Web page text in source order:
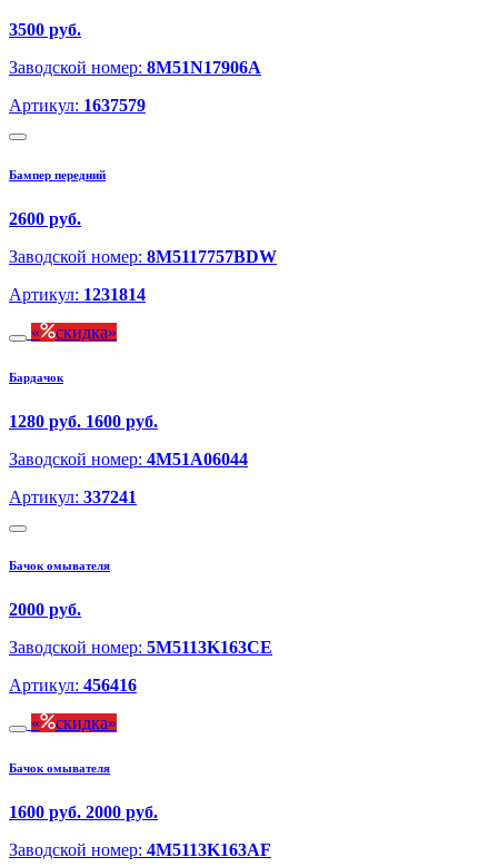
3500 руб.
Заводской номер: 8M51N17906A
Артикул: 1637579
Бампер передний
2600 руб.
Заводской номер: 8M5117757BDW
Артикул: 1231814
скидка
Бардачок
1280 руб. 1600 руб.
Заводской номер: 4M51A06044
Артикул: 337241
Бачок омывателя
2000 руб.
Заводской номер: 5M5113K163CE
Артикул: 456416
скидка
Бачок омывателя
1600 руб. 2000 руб.
Заводской номер: 4M5113K163AF